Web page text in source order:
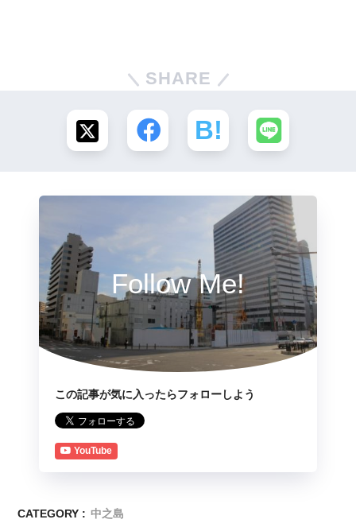
SHARE
Follow Me!
この記事が気に入ったらフォローしよう
YouTube
CATEGORY : 中之島